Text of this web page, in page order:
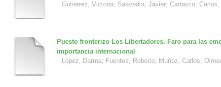
Gutiérrez, Victoria; Saavedra, Javier; Carrasco, Carlos;
Puesto fronterizo Los Libertadores. Faro para las
importancia internacional
Lopez, Darma; Fuentes, Roberto; Muñoz, Carlos;